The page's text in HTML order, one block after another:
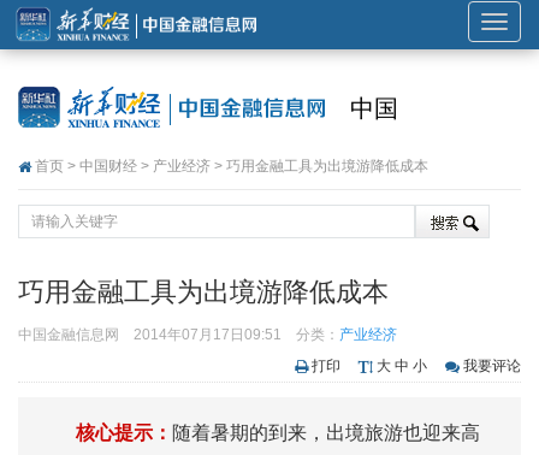
展
开
中国
首页 > 中国财经 > 产业经济 > 巧用金融工具为出境游降低成本
巧用金融工具为出境游降低成本
中国金融信息网 2014年07月17日09:51 分类： 产业经济
打印
大 中 小 我要评论
核心提示： 随着暑期的到来，出境旅游也迎来高